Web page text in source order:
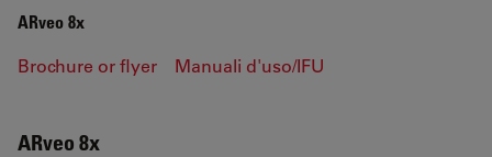
ARveo 8x
Brochure or flyer Manuali d'uso/IFU
ARveo 8x